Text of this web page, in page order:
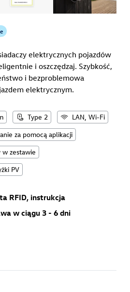
elektrycznych pojazdów
i oszczędzaj. Szybkość,
i bezproblemowa
elektrycznym.
Type 2
LAN, Wi-Fi
za pomocą aplikacji
zestawie
PV
RFID, instrukcja
w ciągu 3 - 6 dni